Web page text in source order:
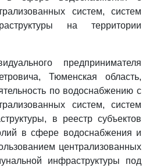
систем, систем
на территории
предпринимателя
Тюменская область,
по водоснабжению с
систем, систем
в реестр субъектов
в сфере водоснабжения и
централизованных
инфраструктуры под